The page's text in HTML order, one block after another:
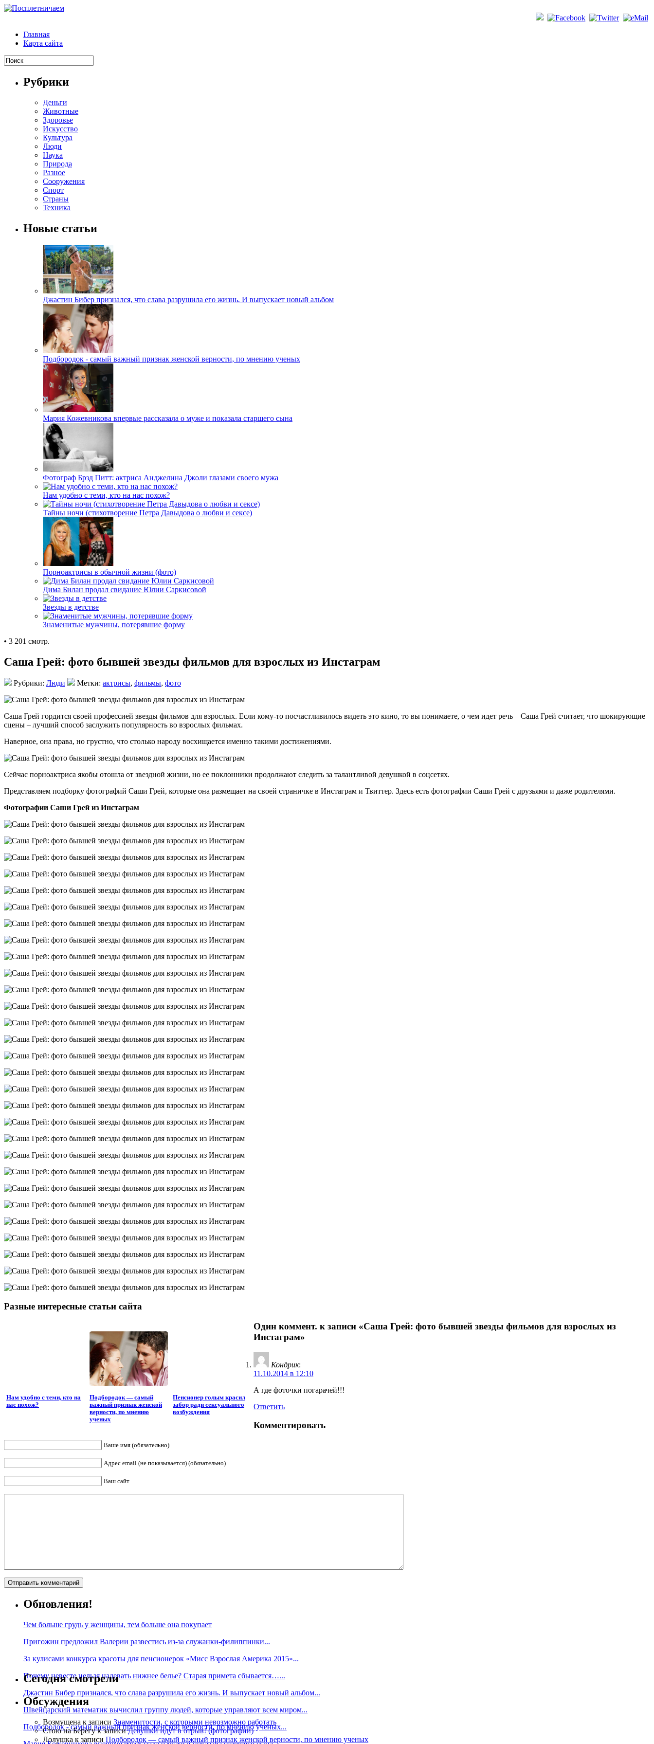
Главная
Карта сайта
Рубрики
Деньги
Животные
Здоровье
Искусство
Культура
Люди
Наука
Природа
Разное
Сооружения
Спорт
Страны
Техника
Новые статьи
Джастин Бибер признался, что слава разрушила его жизнь. И выпускает новый альбом
Подбородок - самый важный признак женской верности, по мнению ученых
Мария Кожевникова впервые рассказала о муже и показала старшего сына
Фотограф Брэд Питт: актриса Анджелина Джоли глазами своего мужа
Нам удобно с теми, кто на нас похож?
Тайны ночи (стихотворение Петра Давыдова о любви и сексе)
Порноактрисы в обычной жизни (фото)
Дима Билан продал свидание Юлии Саркисовой
Звезды в детстве
Знаменитые мужчины, потерявшие форму
• 3 201 смотр.
Саша Грей: фото бывшей звезды фильмов для взрослых из Инстаграм
Рубрики: Люди Метки: актрисы, фильмы, фото
Саша Грей гордится своей профессией звезды фильмов для взрослых. Если кому-то посчастливилось видеть это кино, то вы понимаете, о чем идет речь – Саша Грей считает, что шокирующие
сцены – лучший способ заслужить популярность во взрослых фильмах.
Наверное, она права, но грустно, что столько народу восхищается именно такими достижениями.
Сейчас порноактриса якобы отошла от звездной жизни, но ее поклонники продолжают следить за талантливой девушкой в соцсетях.
Представляем подборку фотографий Саши Грей, которые она размещает на своей страничке в Инстаграм и Твиттер. Здесь есть фотографии Саши Грей с друзьями и даже родителями.
Фотографии Саши Грей из Инстаграм
Разные интересные статьи сайта
Нам удобно с теми, кто на
нас похож?
Подбородок — самый
важный признак женской
верности, по мнению
ученых
Пенсионер голым красил
забор ради сексуального
возбуждения
Один коммент. к записи «Саша Грей: фото бывшей звезды фильмов для взрослых из
Инстаграм»
Кондрик:
11.10.2014 в 12:10
А где фоточки погарачей!!!
Ответить
Комментировать
Ваше имя (обязательно)
Адрес email (не показывается) (обязательно)
Ваш сайт
Обновления!
Чем больше грудь у женщины, тем больше она покупает
Пригожин предложил Валерии развестись из-за служанки-филиппинки...
За кулисами конкурса красоты для пенсионерок «Мисс Взрослая Америка 2015»...
Почему невесте нельзя надевать нижнее белье? Старая примета сбывается…...
Джастин Бибер признался, что слава разрушила его жизнь. И выпускает новый альбом...
Швейцарский математик вычислил группу людей, которые управляют всем миром...
Подбородок - самый важный признак женской верности, по мнению ученых...
Сегодня смотрели
Обсуждения
Возмущена к записи Знаменитости, с которыми невозможно работать
Стою на Берегук записиДевушки идут в отрыв! (фотографии)
Лолушка к записи Подбородок — самый важный признак женской верности, по мнению ученых